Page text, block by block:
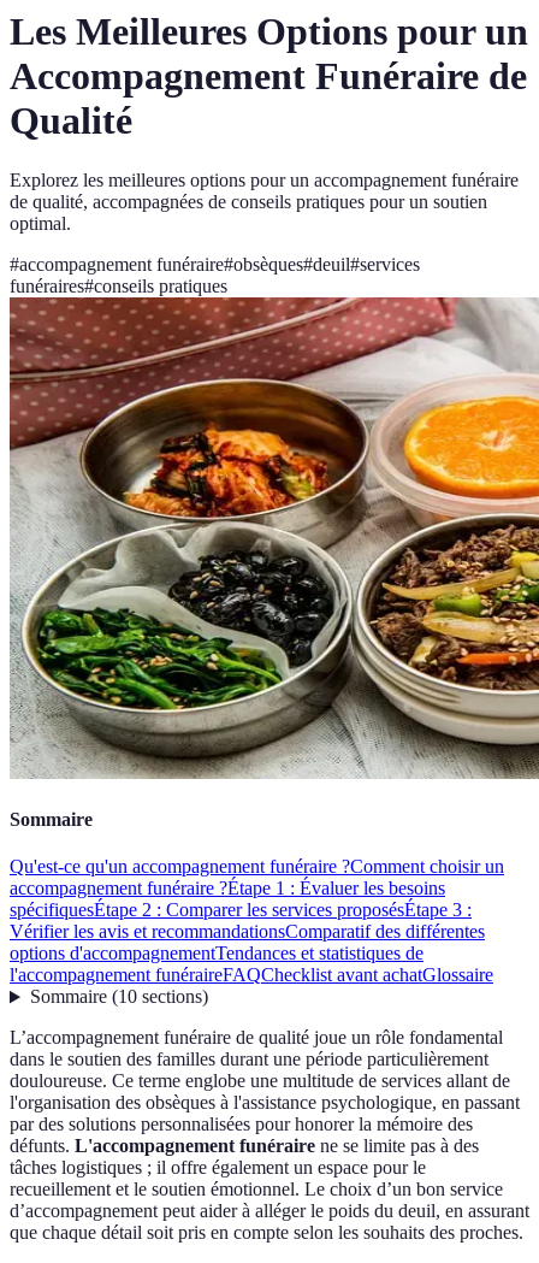
Les Meilleures Options pour un
Accompagnement Funéraire de
Qualité
Explorez les meilleures options pour un accompagnement funéraire
de qualité, accompagnées de conseils pratiques pour un soutien
optimal.
#accompagnement funéraire#obsèques#deuil#services
funéraires#conseils pratiques
Sommaire
Qu'est-ce qu'un accompagnement funéraire ?Comment choisir un
accompagnement funéraire ?Étape 1 : Évaluer les besoins
spécifiquesÉtape 2 : Comparer les services proposésÉtape 3 :
Vérifier les avis et recommandationsComparatif des différentes
options d'accompagnementTendances et statistiques de
l'accompagnement funéraireFAQChecklist avant achatGlossaire
Sommaire(10 sections)
L’accompagnement funéraire de qualité joue un rôle fondamental
dans le soutien des familles durant une période particulièrement
douloureuse. Ce terme englobe une multitude de services allant de
l'organisation des obsèques à l'assistance psychologique, en passant
par des solutions personnalisées pour honorer la mémoire des
défunts. L'accompagnement funéraire ne se limite pas à des
tâches logistiques ; il offre également un espace pour le
recueillement et le soutien émotionnel. Le choix d’un bon service
d’accompagnement peut aider à alléger le poids du deuil, en assurant
que chaque détail soit pris en compte selon les souhaits des proches.